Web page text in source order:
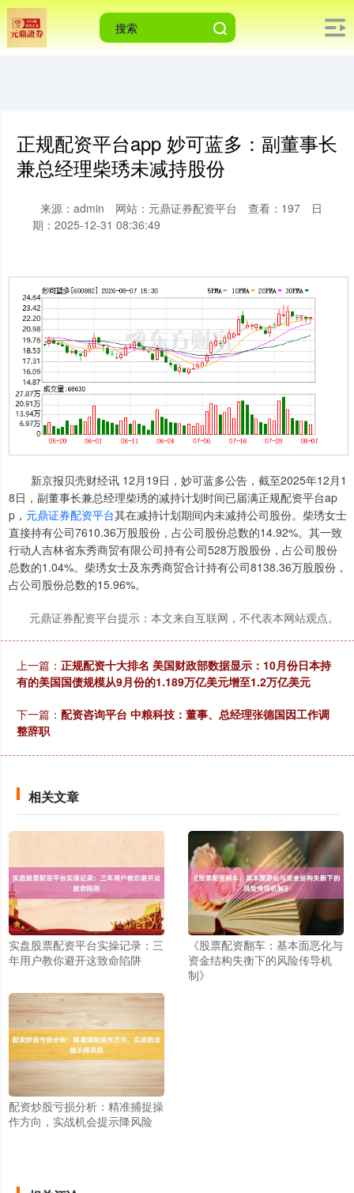
正规配资平台app 妙可蓝多：副董事长
兼总经理柴琇未减持股份
来源：admin 网站：元鼎证券配资平台 查看：197
日
期：2025-12-31 08:36:49
新京报贝壳财经讯 12月19日，妙可蓝多公告，截至2025年12月1
8日，副董事长兼总经理柴琇的减持计划时间已届满正规配资平台ap
p， 元鼎证券配资平台其在减持计划期间内未减持公司股份。柴琇女士
直接持有公司7610.36万股股份，占公司股份总数的14.92%。其一致
行动人吉林省东秀商贸有限公司持有公司528万股股份，占公司股份
总数的1.04%。柴琇女士及东秀商贸合计持有公司8138.36万股股份，
占公司股份总数的15.96%。
元鼎证券配资平台提示：本文来自互联网，不代表本网站观点。
上一篇： 正规配资十大排名 美国财政部数据显示：10月份日本持
有的美国国债规模从9月份的1.189万亿美元增至1.2万亿美元
下一篇： 配资咨询平台 中粮科技：董事、总经理张德国因工作调
整辞职
相关文章
实盘股票配资平台实操记录：三
年用户教你避开这致命陷阱
《股票配资翻车：基本面恶化与
资金结构失衡下的风险传导机
制》
配资炒股亏损分析：精准捕捉操
作方向，实战机会提示降风险